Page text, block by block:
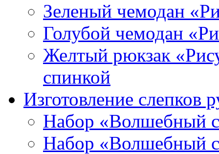
Зеленый чемодан
Голубой чемодан
Желтый рюкзак
спинкой
Изготовление слепков
Набор «Волшебный
Набор «Волшебный